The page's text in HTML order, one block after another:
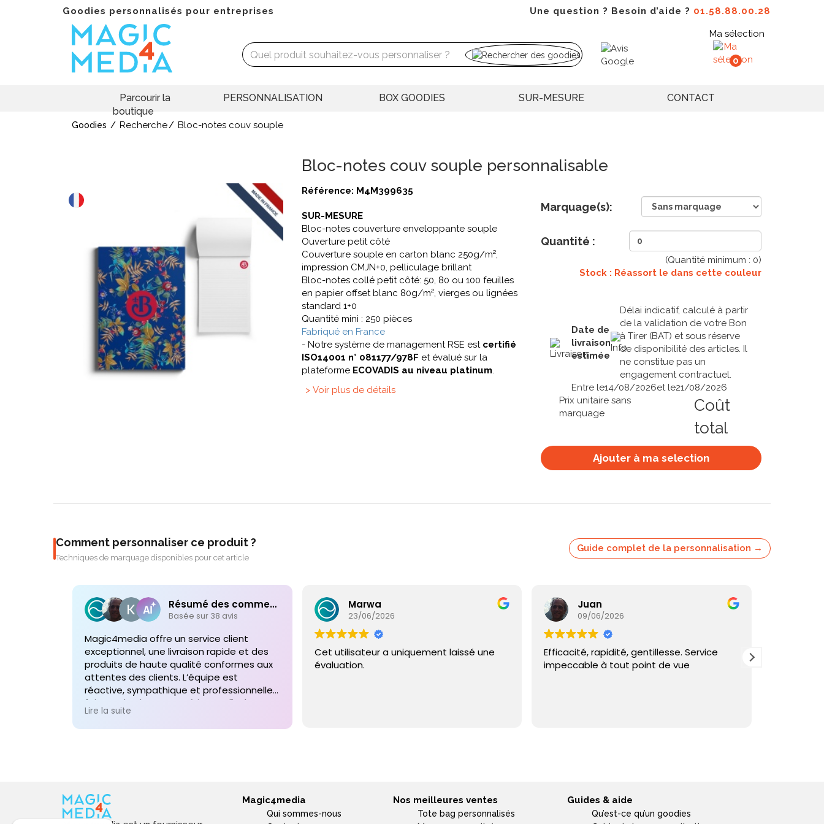
Goodies personnalisés pour entreprises Une question ? Besoin d’aide ? 01.58.88.00.28
Ma sélection
0
Parcourir la
boutique
PERSONNALISATION BOX GOODIES SUR-MESURE CONTACT
Goodies Recherche Bloc-notes couv souple
Bloc-notes couv souple personnalisable
Référence: M4M399635
SUR-MESURE
Bloc-notes couverture enveloppante souple
Ouverture petit côté
Couverture souple en carton blanc 250g/m²,
impression CMJN+0, pelliculage brillant
Bloc-notes collé petit côté: 50, 80 ou 100 feuilles
en papier offset blanc 80g/m², vierges ou lignées
standard 1+0
Quantité mini : 250 pièces
Fabriqué en France
- Notre système de management RSE est certifié
ISO14001 n° 081177/978F et évalué sur la
plateforme ECOVADIS au niveau platinum.
> Voir plus de détails
Marquage(s):
Quantité :
(Quantité minimum : 0)
Stock : Réassort le dans cette couleur
Date de
livraison
estimée
Délai indicatif, calculé à partir
de la validation de votre Bon
à Tirer (BAT) et sous réserve
de disponibilité des articles. Il
ne constitue pas un
engagement contractuel.
Entre le14/08/2026et le21/08/2026
Prix unitaire sans
marquage
Coût
total
Ajouter à ma selection
Comment personnaliser ce produit ?
Techniques de marquage disponibles pour cet article
Guide complet de la personnalisation →
Résumé des commentaires
Basée sur 38 avis
Magic4media offre un service client
exceptionnel, une livraison rapide et des
produits de haute qualité conformes aux
attentes des clients. L’équipe est
réactive, sympathique et professionnelle,
faisant de chaque expérience d'achat un
plaisir. Je recommande vivement leurs
services pour toute commande future de
Lire la suite
Marwa
23/06/2026
Cet utilisateur a uniquement laissé une
évaluation.
Juan
09/06/2026
Efficacité, rapidité, gentillesse. Service
impeccable à tout point de vue
Magic4media
Qui sommes-nous
Nos meilleures ventes
Tote bag personnalisés
Guides & aide
Qu’est-ce qu’un goodies